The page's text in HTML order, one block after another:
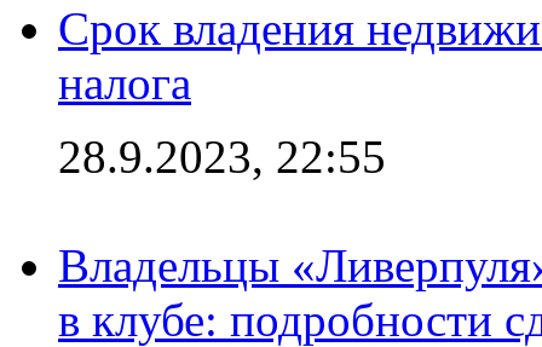
Срок владения
налога
28.9.2023, 22:55
Владельцы
в клубе: подробности